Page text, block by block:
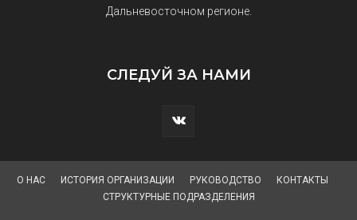
Дальневосточном регионе.
СЛЕДУЙ ЗА НАМИ
О НАС ИСТОРИЯ ОРГАНИЗАЦИИ РУКОВОДСТВО
КОНТАКТЫ
СТРУКТУРНЫЕ ПОДРАЗДЕЛЕНИЯ